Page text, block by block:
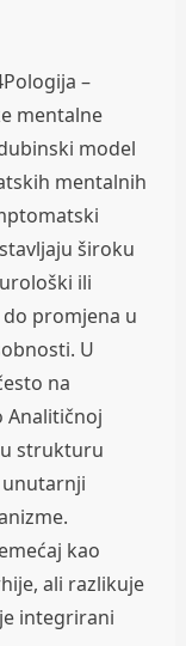
–
mentalne
model
mentalnih
široku
ili
promjena u
U
na
Analitičnoj
strukturu
kao
ali razlikuje
integrirani